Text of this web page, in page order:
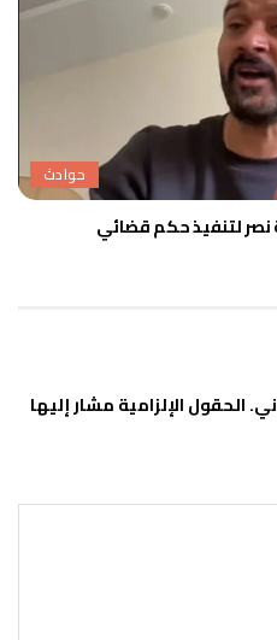
حوادث
نصر لتنفيذ حكم قضائي
الحقول الإلزامية مشار إليها